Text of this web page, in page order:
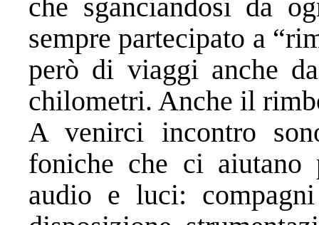
che sganciandosi da
sempre partecipato a
però di viaggi anche
chilometri. Anche il
A venirci incontro
foniche che ci aiutano
audio e luci: